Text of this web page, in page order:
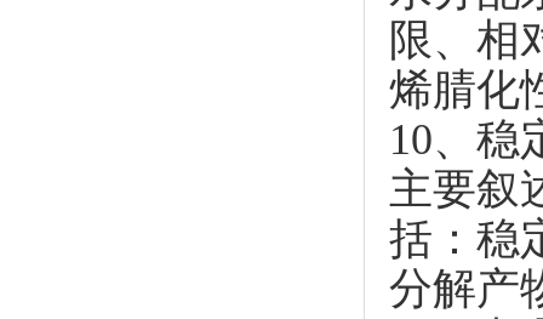
限、相
烯腈化
10、稳
主要叙
括：稳
分解产